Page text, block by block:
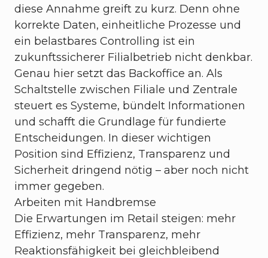
diese Annahme greift zu kurz. Denn ohne
korrekte Daten, einheitliche Prozesse und
ein belastbares Controlling ist ein
zukunftssicherer Filialbetrieb nicht denkbar.
Genau hier setzt das Backoffice an. Als
Schaltstelle zwischen Filiale und Zentrale
steuert es Systeme, bündelt Informationen
und schafft die Grundlage für fundierte
Entscheidungen. In dieser wichtigen
Position sind Effizienz, Transparenz und
Sicherheit dringend nötig – aber noch nicht
immer gegeben.
Arbeiten mit Handbremse
Die Erwartungen im Retail steigen: mehr
Effizienz, mehr Transparenz, mehr
Reaktionsfähigkeit bei gleichbleibend